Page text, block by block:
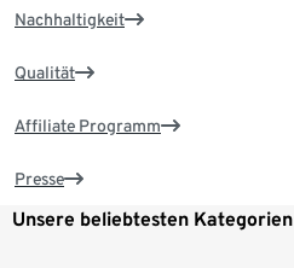
Nachhaltigkeit
Qualität
Affiliate Programm
Presse
Unsere beliebtesten Kategorien